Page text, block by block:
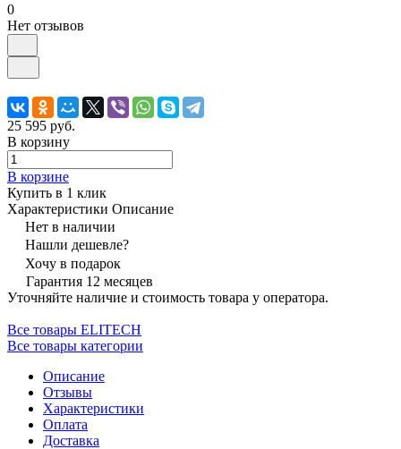
0
Нет отзывов
25 595 руб.
В корзину
В корзине
Купить в 1 клик
Характеристики Описание
Нет в наличии
Нашли дешевле?
Хочу в подарок
Гарантия 12 месяцев
Уточняйте наличие и стоимость товара у оператора.
Все товары ELITECH
Все товары категории
Описание
Отзывы
Характеристики
Оплата
Доставка